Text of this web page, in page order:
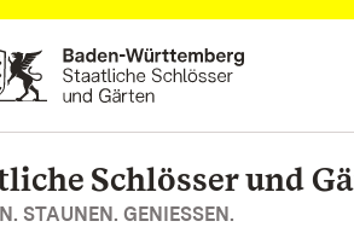
springen
Schlösser und
STAUNEN. GENIESSEN.